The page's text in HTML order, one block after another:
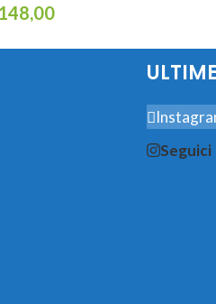
148,00
Seguici